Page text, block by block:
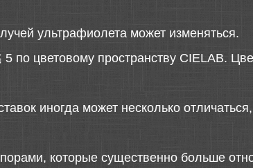
ультрафиолета может изменяться.
по цветовому пространству CIELAB.
иногда может несколько
которые существенно больше